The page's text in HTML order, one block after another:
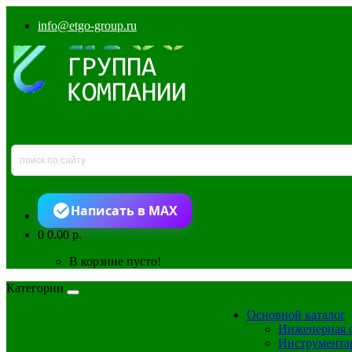
info@etgo-group.ru
Написать в MAX
00.00 р.
В корзине пусто!
Категории
Основной каталог
Инженерная